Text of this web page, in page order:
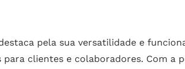
pela sua versatilidade e
clientes e colaboradores. Com a